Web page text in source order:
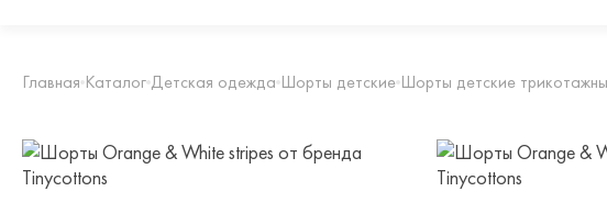
Главная Каталог Детская одежда Шорты детские Шорты детские